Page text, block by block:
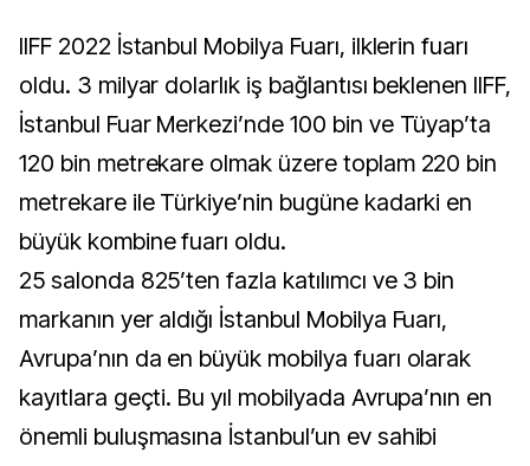
IIFF 2022 İstanbul Mobilya Fuarı, ilklerin fuarı
oldu. 3 milyar dolarlık iş bağlantısı beklenen IIFF,
İstanbul Fuar Merkezi’nde 100 bin ve Tüyap’ta
120 bin metrekare olmak üzere toplam 220 bin
metrekare ile Türkiye’nin bugüne kadarki en
büyük kombine fuarı oldu.
25 salonda 825’ten fazla katılımcı ve 3 bin
markanın yer aldığı İstanbul Mobilya Fuarı,
Avrupa’nın da en büyük mobilya fuarı olarak
kayıtlara geçti. Bu yıl mobilyada Avrupa’nın en
önemli buluşmasına İstanbul’un ev sahibi